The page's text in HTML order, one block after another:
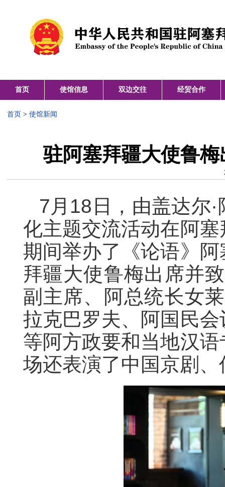
首页 使馆信息 双边交往 经贸合作
首页 > 使馆新闻
驻阿塞拜疆大使鲁
7月18日，由盖达尔
化主题交流活动在阿
期间举办了《论语》
拜疆大使鲁梅出席并
副主席、阿总统长女
拉克巴罗夫、阿国民
等阿方政要和当地汉
场还表演了中国京剧